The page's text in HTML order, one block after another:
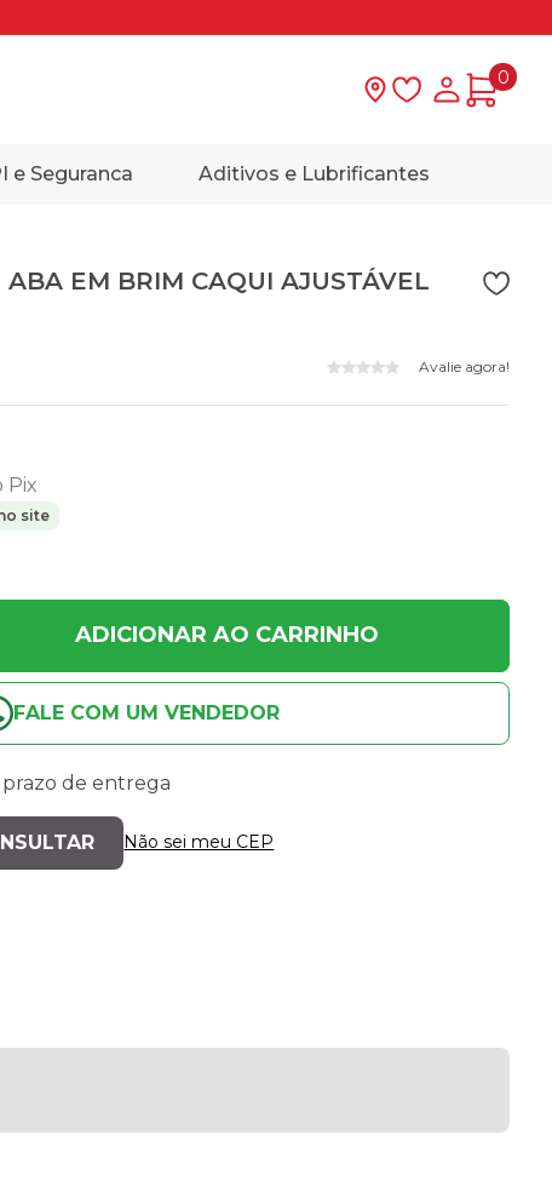
Lista deMinha
0
e Seguranca Aditivos e Lubrificantes
EM BRIM CAQUI AJUSTÁVEL
Avalie agora!
Pix
site
ADICIONAR AO CARRINHO
FALE COM UM VENDEDOR
de entrega
Não sei meu CEP